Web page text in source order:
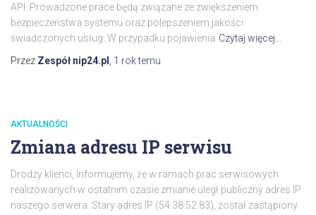
API. Prowadzone prace będą związane ze zwiększeniem
bezpieczeństwa systemu oraz polepszeniem jakości
świadczonych usług. W przypadku pojawienia Czytaj więcej…
Przez Zespół nip24.pl 1 roktemu
AKTUALNOŚCI
Zmiana adresu IP serwisu
Drodzy klienci, Informujemy, że w ramach prac serwisowych
realizowanych w ostatnim czasie zmianie uległ publiczny adres IP
naszego serwera. Stary adres IP (54.38.52.83), został zastąpiony